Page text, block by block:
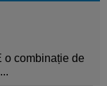
o combinație de